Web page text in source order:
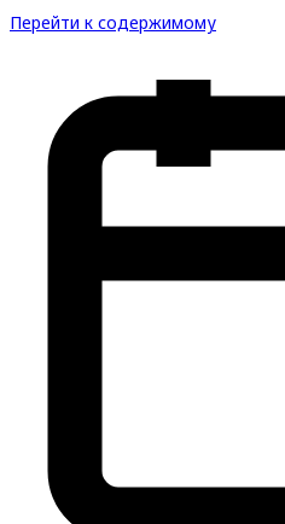
Перейти к содержимому